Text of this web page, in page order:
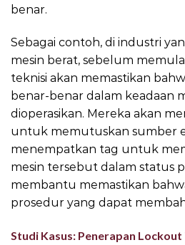
benar.
Sebagai contoh, di industri
mesin berat, sebelum
teknisi akan memastikan
benar-benar dalam keadaan
dioperasikan. Mereka akan
untuk memutuskan sumber
menempatkan tag untuk
mesin tersebut dalam status
membantu memastikan
prosedur yang dapat
Studi Kasus: Penerapan